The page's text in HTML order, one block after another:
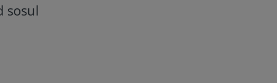
sosul